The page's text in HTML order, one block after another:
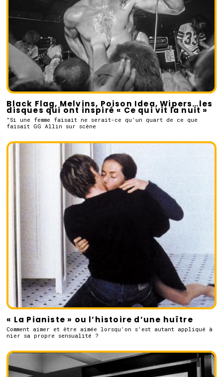
Black Flag, Melvins, Poison Idea, Wipers…les
disques qui ont inspiré « Ce qui vit la nuit »
"Si une femme faisait ne serait-ce qu’un quart de ce que
faisait GG Allin sur scène
« La Pianiste » ou l’histoire d’une huître
Comment aimer et être aimée lorsqu’on s’est autant appliqué à
nier sa propre sensualité ?